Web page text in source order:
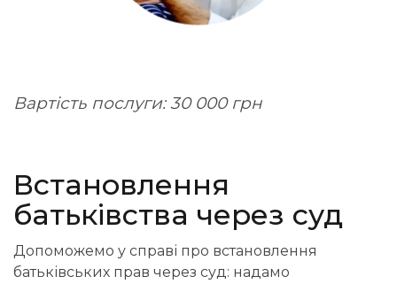
Вартість послуги: 30 000 грн
Встановлення
батьківства через суд
Допоможемо у справі про встановлення
батьківських прав через суд: надамо